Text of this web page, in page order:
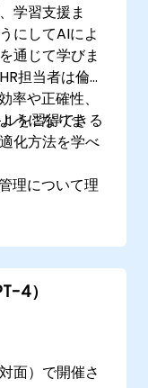
学習支援ま
にしてAIによ
通じて学びま
担当者は倫理
率や正確性、
うになりま
を習得できる
化方法を学べ
理について理
整えられる
4）
面）で開催さ